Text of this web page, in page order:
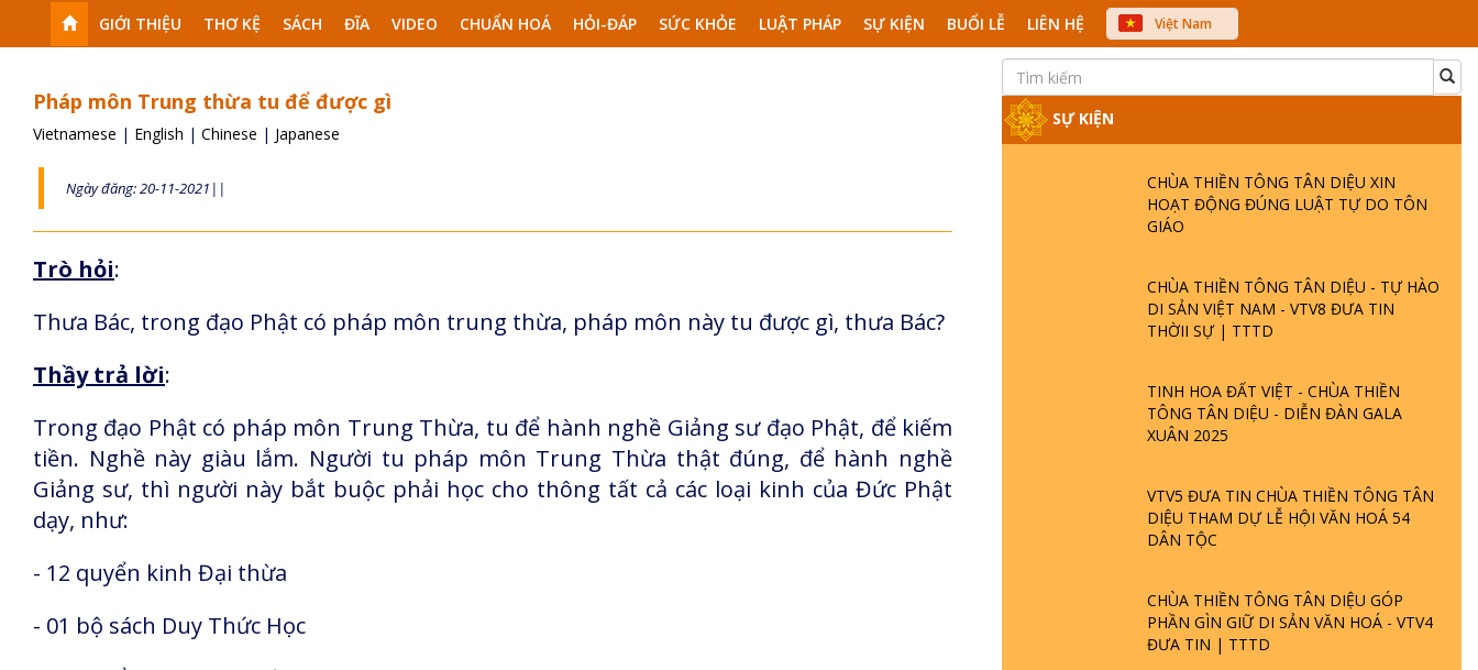
GIỚI THIỆU THƠ KỆ SÁCH ĐĨA VIDEO CHUẨN HOÁ HỎI-ĐÁP SỨC KHỎE LUẬT PHÁP SỰ KIỆN BUỔI LỄ LIÊN HỆ
Việt Nam
中文
Pháp môn Trung thừa tu để được gì
Vietnamese | English | Chinese | Japanese
Ngày đăng: 20-11-2021||
Trò hỏi:
Thưa Bác, trong đạo Phật có pháp môn trung thừa, pháp môn này tu được gì, thưa Bác?
Thầy trả lời:
Trong đạo Phật có pháp môn Trung Thừa, tu để hành nghề Giảng sư đạo Phật, để kiếm
tiền. Nghề này giàu lắm. Người tu pháp môn Trung Thừa thật đúng, để hành nghề
Giảng sư, thì người này bắt buộc phải học cho thông tất cả các loại kinh của Đức Phật
dạy, như:
- 12 quyển kinh Đại thừa
- 01 bộ sách Duy Thức Học
SỰ KIỆN
CHÙA THIỀN TÔNG TÂN DIỆU XIN
HOẠT ĐỘNG ĐÚNG LUẬT TỰ DO TÔN
GIÁO
CHÙA THIỀN TÔNG TÂN DIỆU - TỰ HÀO
DI SẢN VIỆT NAM - VTV8 ĐƯA TIN
THỜII SỰ | TTTD
TINH HOA ĐẤT VIỆT - CHÙA THIỀN
TÔNG TÂN DIỆU - DIỄN ĐÀN GALA
XUÂN 2025
VTV5 ĐƯA TIN CHÙA THIỀN TÔNG TÂN
DIỆU THAM DỰ LỄ HỘI VĂN HOÁ 54
DÂN TỘC
CHÙA THIỀN TÔNG TÂN DIỆU GÓP
PHẦN GÌN GIỮ DI SẢN VĂN HOÁ - VTV4
ĐƯA TIN | TTTD